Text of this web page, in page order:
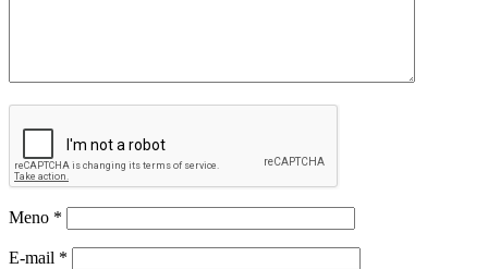
Meno *
E-mail *